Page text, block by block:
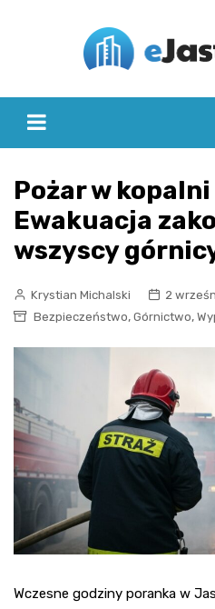
Pożar w
Ewakuacja
wszyscy
Krystian Michalski
2
Bezpieczeństwo, Górnictwo,
Wczesne godziny poranka w